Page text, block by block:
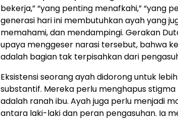
bekerja,” “yang penting menafkahi,” “yang
generasi hari ini membutuhkan ayah yang
memahami, dan mendampingi. Gerakan
upaya menggeser narasi tersebut, bahwa
adalah bagian tak terpisahkan dari
Eksistensi seorang ayah didorong untuk
substantif. Mereka perlu menghapus
adalah ranah ibu. Ayah juga perlu menjadi
antara laki-laki dan peran pengasuhan. Ia